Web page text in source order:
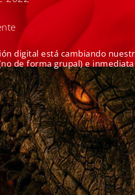
digital está cambiando
de forma grupal) e